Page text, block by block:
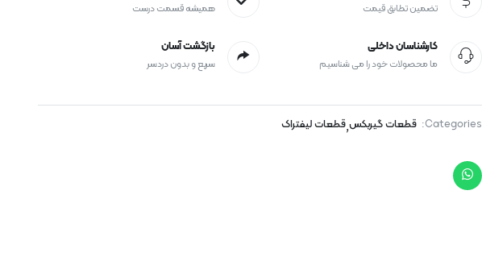
تضمین تطابق قیمت همیشه قسمت درست
کارشناسان داخلی
ما محصولات خود را می شناسیم
بازگشت آسان
سریع و بدون دردسر
Categories: قطعات گیربکس,قطعات لیفتراک